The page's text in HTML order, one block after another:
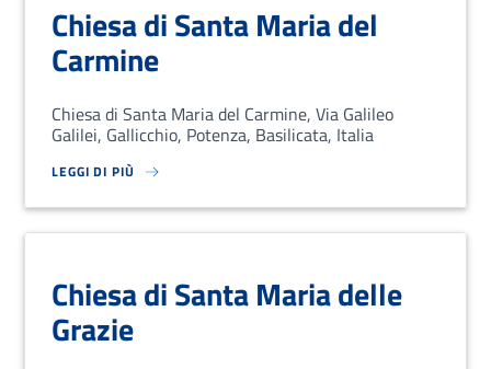
Chiesa di Santa Maria del
Carmine
Chiesa di Santa Maria del Carmine, Via Galileo
Galilei, Gallicchio, Potenza, Basilicata, Italia
LEGGI DI PIÙ
SU LOREM IPSUM DOLOR SIT AMET, CONSECTETUR ADIPISCING
Chiesa di Santa Maria delle
Grazie